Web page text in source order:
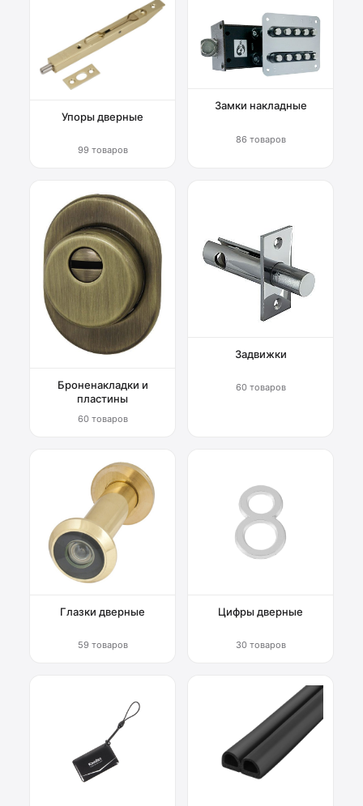
Упоры дверные
99 товаров
Замки накладные
86 товаров
Броненакладки и
пластины
60 товаров
Задвижки
60 товаров
Глазки дверные
59 товаров
Цифры дверные
30 товаров